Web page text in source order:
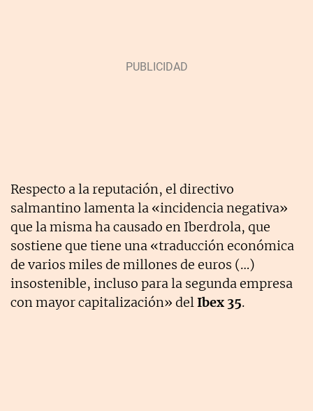
Respecto a la reputación, el directivo
salmantino lamenta la «incidencia negativa»
que la misma ha causado en Iberdrola, que
sostiene que tiene una «traducción económica
de varios miles de millones de euros (…)
insostenible, incluso para la segunda empresa
con mayor capitalización» delIbex 35.